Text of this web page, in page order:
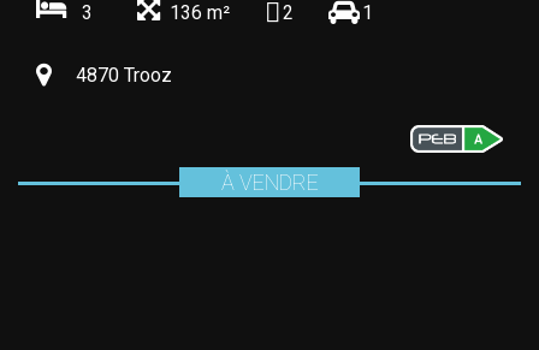
3 136 m² 2 1
4870 Trooz
À VENDRE